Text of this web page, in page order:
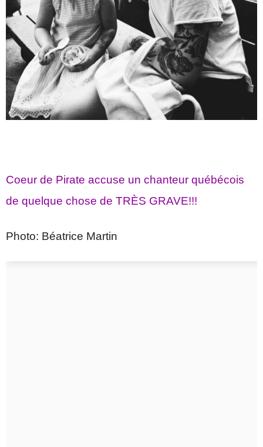
Coeur de Pirate accuse un chanteur québécois
de quelque chose de TRÈS GRAVE!!!
Photo: Béatrice Martin